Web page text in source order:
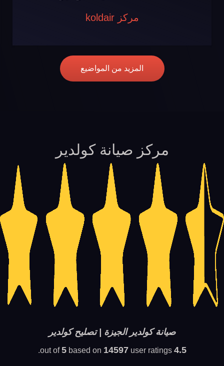
مركز koldair
المزيد من المواضيع
مركز صيانة كولدير
صيانة كولدير الجيزة | تصليح كولدير
4.5
out of
5based on 14597user ratings.